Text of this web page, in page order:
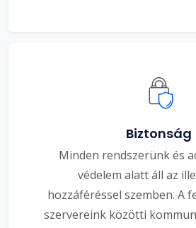
Biztonság
Minden rendszerünk és
védelem alatt áll az
hozzáféréssel szemben. A
szervereink közötti